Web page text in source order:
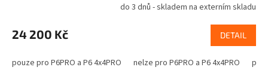
do 3 dnů - skladem na externím skladu
24 200 Kč DETAIL
pouze pro P6PRO a P6 4x4PRO nelze pro P6PRO a P6 4x4PRO pro